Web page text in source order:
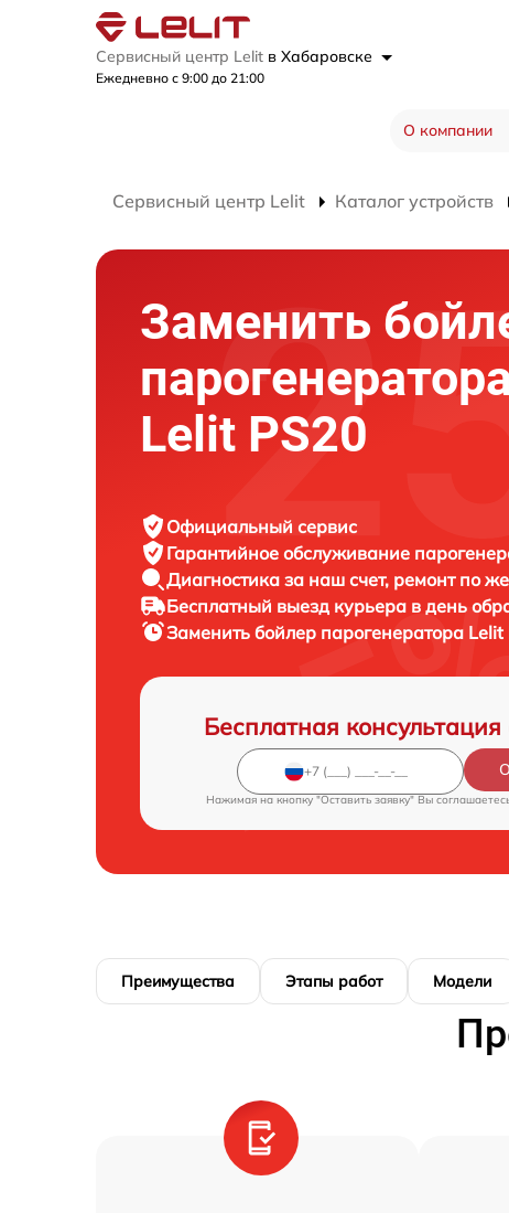
Сервисный центр Lelit в Хабаровске
Ежедневно с 9:00 до 21:00
О компании
Сервисный центр Lelit Каталог устройств
Заменить
Lelit PS20
Официальный сервис
Гарантийное обслуживание
Диагностика за наш счет, ремонт по
Бесплатный выезд курьера в день
Заменить бойлер парогенератора Lelit
Бесплатная
Нажимая на кнопку "Оставить заявку" Вы
Преимущества Этапы работ Модели